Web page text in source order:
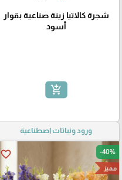
شجرة كالاتيا زينة صناعية بقوار
أسود
add_shopping_cart
ورود ونباتات اصطناعية
favorite_border -40%
مميز